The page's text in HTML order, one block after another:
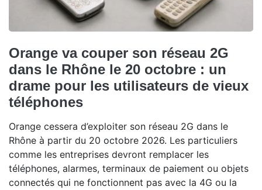
Orange va couper son réseau 2G
dans le Rhône le 20 octobre : un
drame pour les utilisateurs de vieux
téléphones
Orange cessera d’exploiter son réseau 2G dans le
Rhône à partir du 20 octobre 2026. Les particuliers
comme les entreprises devront remplacer les
téléphones, alarmes, terminaux de paiement ou objets
connectés qui ne fonctionnent pas avec la 4G ou la